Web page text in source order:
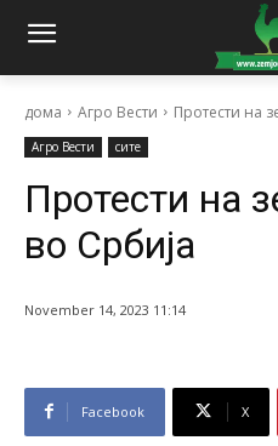
дома Агро Вести Протести на
Агро Вести сите
Протести на
во Србија
November 14, 2023 11:14
Facebook X